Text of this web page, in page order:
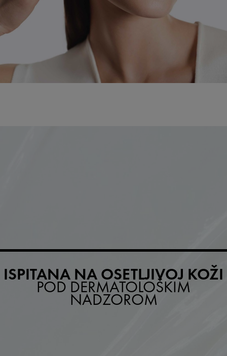
ISPITANA NA OSETLJIVOJ KOŽI
POD DERMATOLOŠKIM
NADZOROM